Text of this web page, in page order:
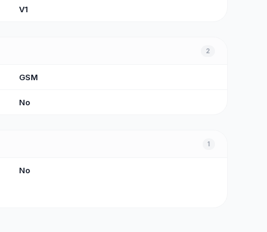
V1
2
GSM
No
1
No